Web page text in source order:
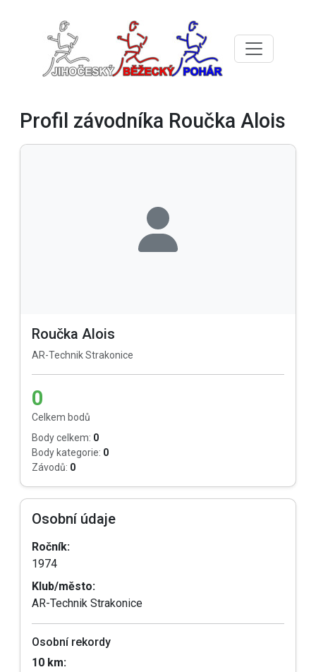
Profil závodníka Roučka Alois
Roučka Alois
AR-Technik Strakonice
0
Celkem bodů
Body celkem: 0
Body kategorie: 0
Závodů: 0
Osobní údaje
Ročník:
1974
Klub/město:
AR-Technik Strakonice
Osobní rekordy
10 km: